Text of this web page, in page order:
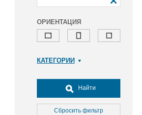
ОРИЕНТАЦИЯ
КАТЕГОРИИ
Досуг, туризм и отдых
Культура
Медицина
Найти
Сбросить фильтр